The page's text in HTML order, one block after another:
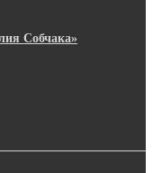
Собчака»